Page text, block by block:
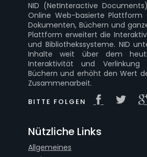
NID (NetInteractive
Online Web-basierte Plattform
Dokumenten, Büchern und
Plattform erweitert die
und Bibliothekssysteme. NID
Inhalte weit über dem
Interaktivität und Verlinkung
Büchern und erhöht den Wert
Zusammenarbeit.
BITTE FOLGEN
Nützliche Links
Allgemeines